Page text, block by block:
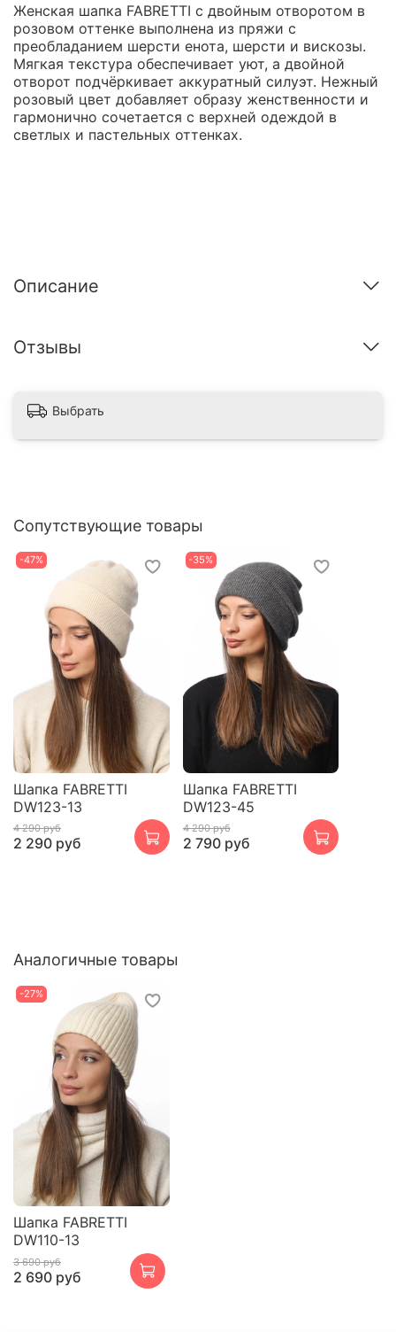
Женская шапка FABRETTI с двойным отворотом в
розовом оттенке выполнена из пряжи с
преобладанием шерсти енота, шерсти и вискозы.
Мягкая текстура обеспечивает уют, а двойной
отворот подчёркивает аккуратный силуэт. Нежный
розовый цвет добавляет образу женственности и
гармонично сочетается с верхней одеждой в
светлых и пастельных оттенках.
Описание
Отзывы
Выбрать
Сопутствующие товары
-47%
Шапка FABRETTI
DW123-13
4 290 руб
2 290 руб
-35%
Шапка FABRETTI
DW123-45
4 290 руб
2 790 руб
Аналогичные товары
-27%
Шапка FABRETTI
DW110-13
3 690 руб
2 690 руб